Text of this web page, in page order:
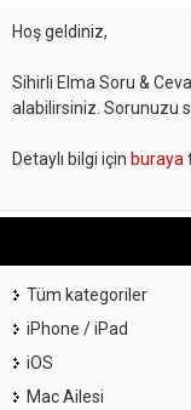
Hoş geldiniz,
Sihirli Elma Soru &
alabilirsiniz. Sorunuzu
Detaylı bilgi için buraya
Tüm kategoriler
iPhone / iPad
iOS
Mac Ailesi